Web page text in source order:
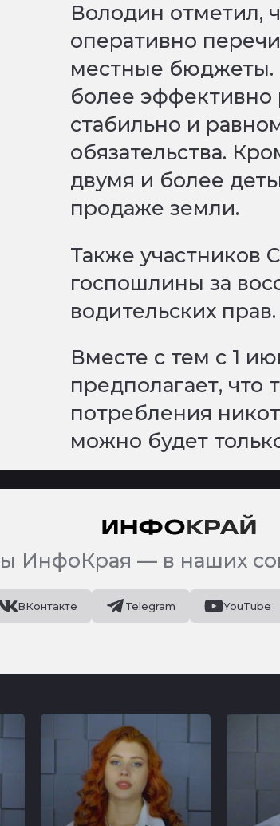
Володин отметил,
оперативно
местные бюджеты.
более эффективно
стабильно и
обязательства.
двумя и более
продаже земли.
Также участников
госпошлины за
водительских прав.
Вместе с тем с 1
предполагает, что
потребления
можно будет
ИнфоКрая — в наших
ВКонтакте Telegram YouTube